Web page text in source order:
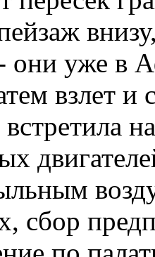
они уже в
взлет и
сбор